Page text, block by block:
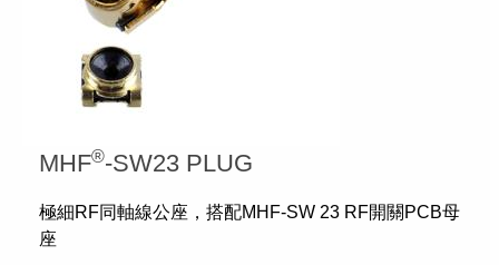
MHF®-SW23 PLUG
極細RF同軸線公座，搭配MHF-SW 23 RF開關PCB母
座